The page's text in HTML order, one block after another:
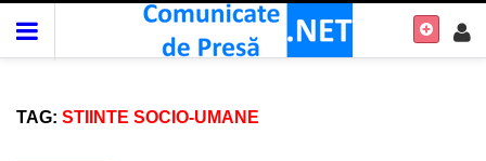
TAG: STIINTE SOCIO-UMANE